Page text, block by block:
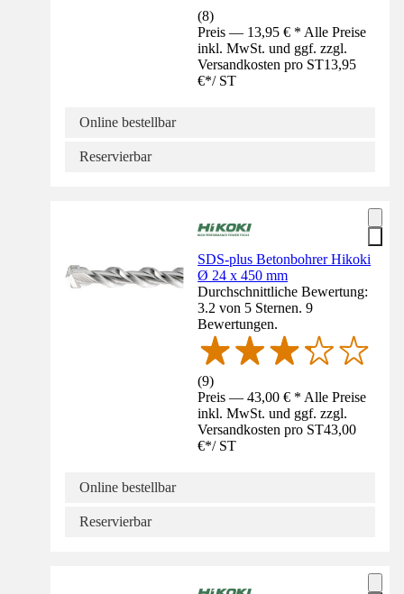
(8)
Preis — 13,95 € * Alle Preise
inkl. MwSt. und ggf. zzgl.
Versandkosten pro ST13,95
€*/ ST
Online bestellbar
Reservierbar
SDS-plus Betonbohrer Hikoki
Ø 24 x 450 mm
Durchschnittliche Bewertung:
3.2 von 5 Sternen. 9
Bewertungen.
(9)
Preis — 43,00 € * Alle Preise
inkl. MwSt. und ggf. zzgl.
Versandkosten pro ST43,00
€*/ ST
Online bestellbar
Reservierbar